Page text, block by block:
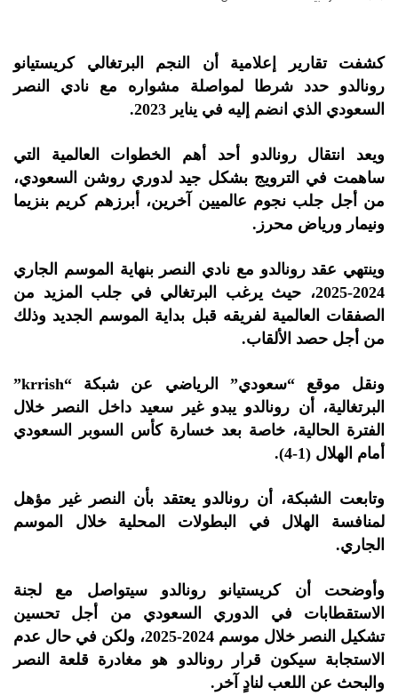
كشفت تقارير إعلامية أن النجم البرتغالي كريستيانو
رونالدو حدد شرطا لمواصلة مشواره مع نادي النصر
السعودي الذي انضم إليه في يناير 2023.
ويعد انتقال رونالدو أحد أهم الخطوات العالمية التي
ساهمت في الترويج بشكل جيد لدوري روشن السعودي،
من أجل جلب نجوم عالميين آخرين، أبرزهم كريم بنزيما
ونيمار ورياض محرز.
وينتهي عقد رونالدو مع نادي النصر بنهاية الموسم الجاري
2024-2025، حيث يرغب البرتغالي في جلب المزيد من
الصفقات العالمية لفريقه قبل بداية الموسم الجديد وذلك
من أجل حصد الألقاب.
ونقل موقع “سعودي” الرياضي عن شبكة “krrish”
البرتغالية، أن رونالدو يبدو غير سعيد داخل النصر خلال
الفترة الحالية، خاصة بعد خسارة كأس السوبر السعودي
أمام الهلال (1-4).
وتابعت الشبكة، أن رونالدو يعتقد بأن النصر غير مؤهل
لمنافسة الهلال في البطولات المحلية خلال الموسم
الجاري.
وأوضحت أن كريستيانو رونالدو سيتواصل مع لجنة
الاستقطابات في الدوري السعودي من أجل تحسين
تشكيل النصر خلال موسم 2024-2025، ولكن في حال عدم
الاستجابة سيكون قرار رونالدو هو مغادرة قلعة النصر
والبحث عن اللعب لنادٍ آخر.